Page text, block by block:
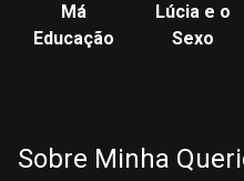
Má
Educação
Lúcia e o
Sexo
Sobre Minha